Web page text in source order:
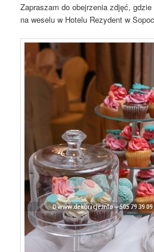
Zapraszam do obejrzenia zdjęć,
na weselu w Hotelu Rezydent w